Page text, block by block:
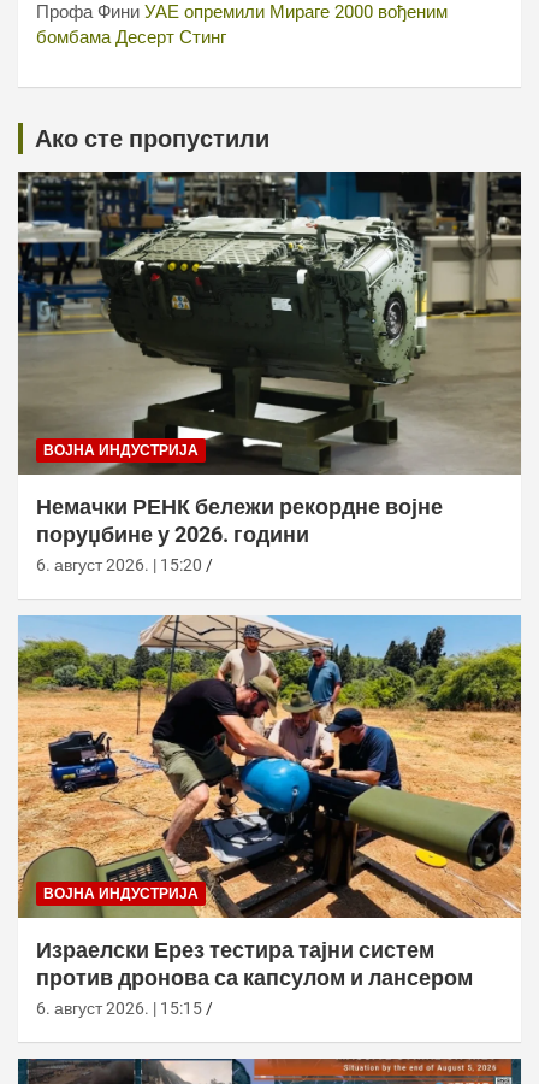
Профа Фини УАЕ опремили Мираге 2000 вођеним
бомбама Десерт Стинг
Ако сте пропустили
ВОЈНА ИНДУСТРИЈА
Немачки РЕНК бележи рекордне војне
поруџбине у 2026. години
6. август 2026. | 15:20
ВОЈНА ИНДУСТРИЈА
Израелски Ерез тестира тајни систем
против дронова са капсулом и лансером
6. август 2026. | 15:15